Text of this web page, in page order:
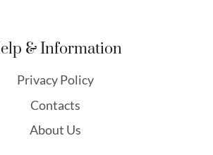
& Information
Privacy Policy
Contacts
About Us